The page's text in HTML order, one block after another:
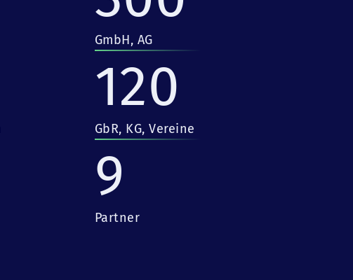
GmbH, AG
120
GbR, KG, Vereine
9
Partner